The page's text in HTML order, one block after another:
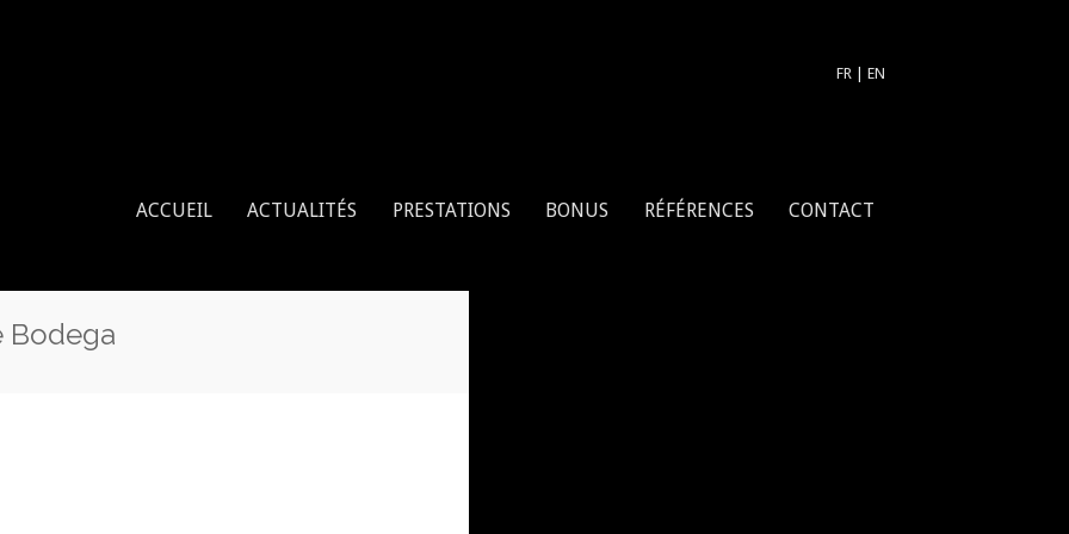
FR EN
tissu aérien, cerceau aérien
ACCUEIL ACTUALITÉS PRESTATIONS BONUS RÉFÉRENCES CONTACT
Bodega